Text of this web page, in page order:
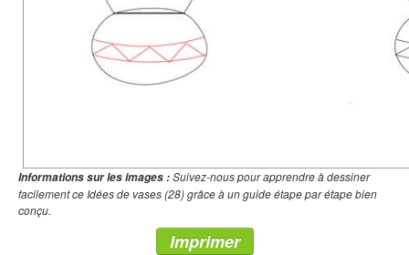
Informations sur les images :Suivez-nous pour apprendre à dessiner
facilement ce Idées de vases (28) grâce à un guide étape par étape bien
conçu.
Imprimer